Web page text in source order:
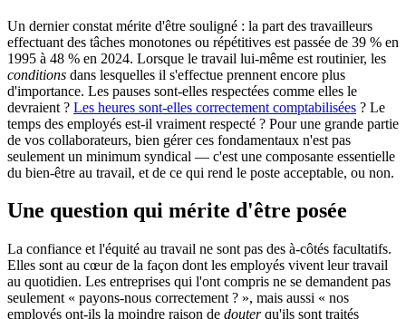
Un dernier constat mérite d'être souligné : la part des travailleurs
effectuant des tâches monotones ou répétitives est passée de 39 % en
1995 à 48 % en 2024. Lorsque le travail lui-même est routinier, les
conditions dans lesquelles il s'effectue prennent encore plus
d'importance. Les pauses sont-elles respectées comme elles le
devraient ? Les heures sont-elles correctement comptabilisées ? Le
temps des employés est-il vraiment respecté ? Pour une grande partie
de vos collaborateurs, bien gérer ces fondamentaux n'est pas
seulement un minimum syndical — c'est une composante essentielle
du bien-être au travail, et de ce qui rend le poste acceptable, ou non.
Une question qui mérite d'être posée
La confiance et l'équité au travail ne sont pas des à-côtés facultatifs.
Elles sont au cœur de la façon dont les employés vivent leur travail
au quotidien. Les entreprises qui l'ont compris ne se demandent pas
seulement « payons-nous correctement ? », mais aussi « nos
employés ont-ils la moindre raison de douterqu'ils sont traités